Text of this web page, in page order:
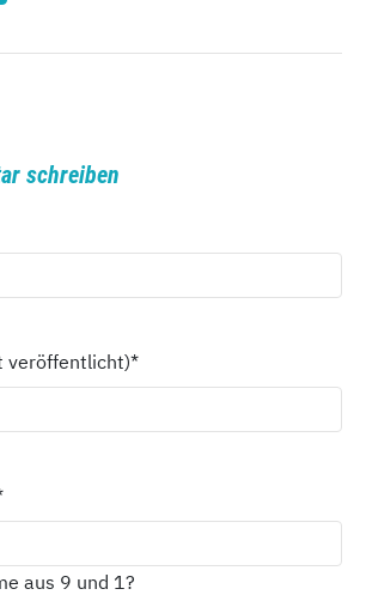
schreiben
veröffentlicht)*
aus 9 und 1?